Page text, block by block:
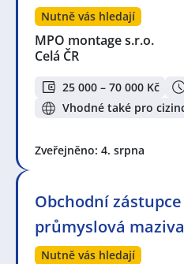
Nutně vás hledají
MPO montage s.r.o.
Celá ČR
25 000 – 70 000 Kč
Vhodné také pro
Zveřejněno: 4. srpna
Obchodní
průmyslová maziva
Nutně vás hledají